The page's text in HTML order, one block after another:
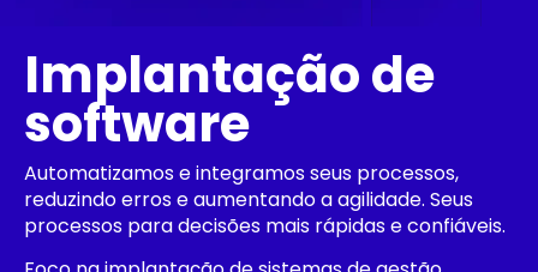
Implantação de
software
Automatizamos e integramos seus processos,
reduzindo erros e aumentando a agilidade. Seus
processos para decisões mais rápidas e confiáveis.